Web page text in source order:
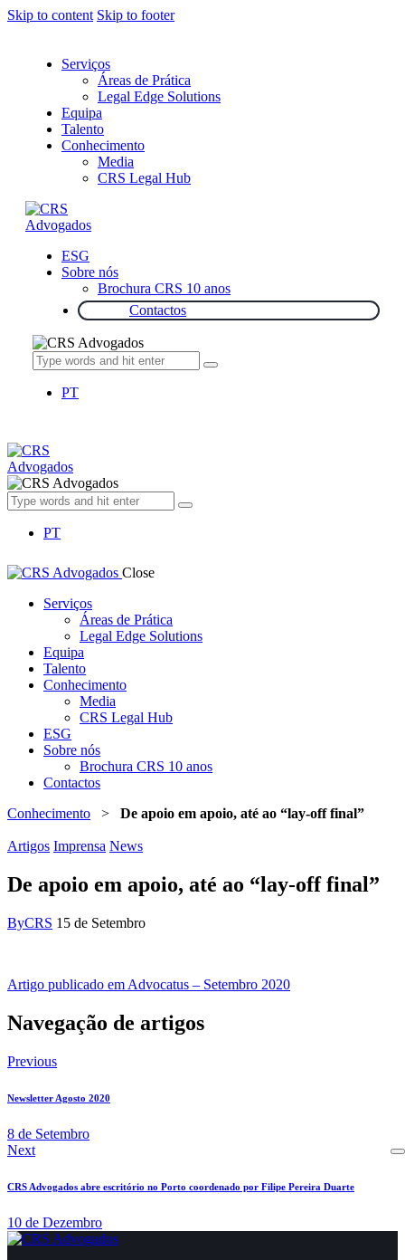
Skip to content Skip to footer
Serviços
Áreas de Prática
Legal Edge Solutions
Equipa
Talento
Conhecimento
Media
CRS Legal Hub
ESG
Sobre nós
Brochura CRS 10 anos
Contactos
PT
PT
Close
Serviços
Áreas de Prática
Legal Edge Solutions
Equipa
Talento
Conhecimento
Media
CRS Legal Hub
ESG
Sobre nós
Brochura CRS 10 anos
Contactos
Conhecimento > De apoio em apoio, até ao “lay-off final”
Artigos Imprensa News
De apoio em apoio, até ao “lay-off final”
ByCRS 15 de Setembro
Artigo publicado em Advocatus – Setembro 2020
Navegação de artigos
Previous
Newsletter Agosto 2020
8 de Setembro
Next
CRS Advogados abre escritório no Porto coordenado por Filipe Pereira Duarte
10 de Dezembro